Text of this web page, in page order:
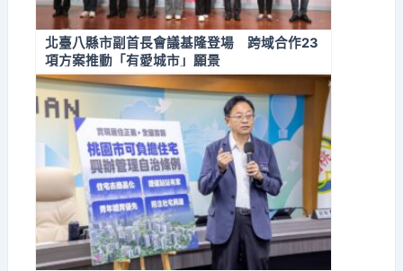
北臺八縣市副首長會議基隆登場 跨域合作23
項方案推動「有愛城市」願景